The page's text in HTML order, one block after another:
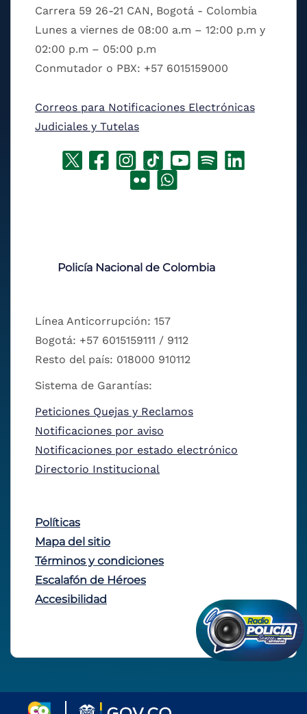
Carrera 59 26-21 CAN, Bogotá - Colombia
Lunes a viernes de 08:00 a.m – 12:00 p.m y
02:00 p.m – 05:00 p.m
Conmutador o PBX: +57 6015159000
Correos para Notificaciones Electrónicas
Judiciales y Tutelas
Policía Nacional de Colombia
Línea Anticorrupción: 157
Bogotá: +57 6015159111 / 9112
Resto del país: 018000 910112
Sistema de Garantías:
Peticiones Quejas y Reclamos
Notificaciones por aviso
Notificaciones por estado electrónico
Directorio Institucional
Políticas
Mapa del sitio
Términos y condiciones
Escalafón de Héroes
Accesibilidad